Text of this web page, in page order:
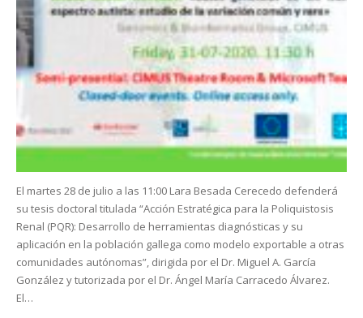
El martes 28 de julio a las 11:00 Lara Besada Cerecedo defenderá
su tesis doctoral titulada “Acción Estratégica para la Poliquistosis
Renal (PQR): Desarrollo de herramientas diagnósticas y su
aplicación en la población gallega como modelo exportable a otras
comunidades autónomas”, dirigida por el Dr. Miguel A. García
González y tutorizada por el Dr. Ángel María Carracedo Álvarez.
El…